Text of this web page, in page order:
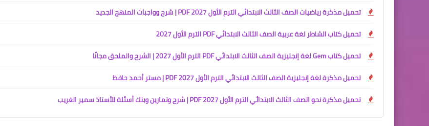
تحميل مذكرة رياضيات الصف الثالث الابتدائي الترم الأول 2027 PDF | شرح وواجبات المنهج الجديد
تحميل كتاب الشاطر لغة عربية الصف الثالث الابتدائي PDF الترم الأول 2027
تحميل كتاب Gem لغة إنجليزية الصف الثالث الابتدائي PDF الترم الأول 2027 | الشرح والملحق مجانًا
تحميل مذكرة لغة إنجليزية الصف الثالث الابتدائي الترم الأول 2027 PDF | مستر أحمد حافظ
تحميل مذكرة نحو الصف الثالث الابتدائي الترم الأول 2027 PDF | شرح وتمارين وبنك أسئلة للأستاذ سمير الغريب